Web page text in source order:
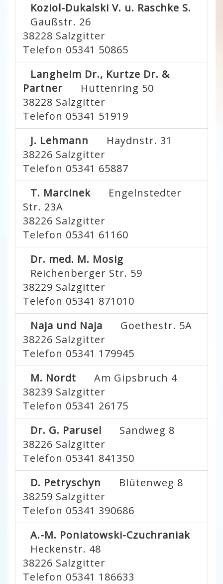
Koziol-Dukalski V. u. Raschke S.
Gaußstr. 26
38228 Salzgitter
Telefon 05341 50865
Langheim Dr., Kurtze Dr. &
Partner
Hüttenring 50
38228 Salzgitter
Telefon 05341 51919
J. Lehmann
Haydnstr. 31
38226 Salzgitter
Telefon 05341 65887
T. Marcinek
Engelnstedter
Str. 23A
38226 Salzgitter
Telefon 05341 61160
Dr. med. M. Mosig
Reichenberger Str. 59
38229 Salzgitter
Telefon 05341 871010
Naja und Naja
Goethestr. 5A
38226 Salzgitter
Telefon 05341 179945
M. Nordt
Am Gipsbruch 4
38239 Salzgitter
Telefon 05341 26175
Dr. G. Parusel
Sandweg 8
38226 Salzgitter
Telefon 05341 841350
D. Petryschyn
Blütenweg 8
38259 Salzgitter
Telefon 05341 390686
A.-M. Poniatowski-Czuchraniak
Heckenstr. 48
38226 Salzgitter
Telefon 05341 186633